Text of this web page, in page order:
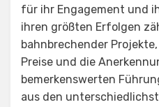
für ihr Engagement und
ihren größten Erfolgen
bahnbrechender
Preise und die
bemerkenswerten
aus den